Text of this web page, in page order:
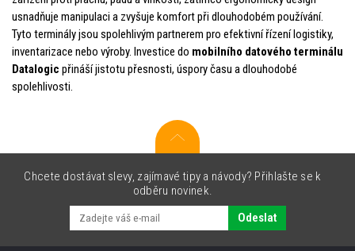
usnadňuje manipulaci a zvyšuje komfort při dlouhodobém používání.
Tyto terminály jsou spolehlivým partnerem pro efektivní řízení logistiky,
inventarizace nebo výroby. Investice do mobilního datového terminálu
Datalogic přináší jistotu přesnosti, úspory času a dlouhodobé
spolehlivosti.
Chcete dostávat slevy, zajímavé tipy a návody? Přihlašte se k
odběru novinek.
Odeslat